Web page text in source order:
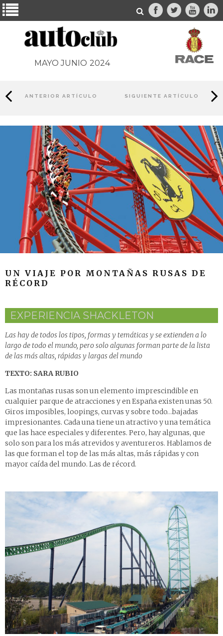
MAYO JUNIO 2024
ANTERIOR ARTÍCULO SIGUIENTE ARTÍCULO
UN VIAJE POR MONTAÑAS RUSAS DE
RÉCORD
EXPERIENCIA SHACKLETON
Las hay de todos los tipos, formas y temáticas y se extienden a lo
largo de todo el mundo, pero solo algunas forman parte de la lista
de las más altas, rápidas y largas del mundo
TEXTO: SARA RUBIO
Las montañas rusas son un elemento imprescindible en
cualquier parque de atracciones y en España existen unas 50.
Giros imposibles, loopings, curvas y sobre todo…bajadas
impresionantes. Cada una tiene un atractivo y una temática
que las hace especiales y diferentes. Pero, hay algunas, que
solo son para los más atrevidos y aventureros. Hablamos de
las que forman el top de las más altas, más rápidas y con
mayor caída del mundo. Las de récord.